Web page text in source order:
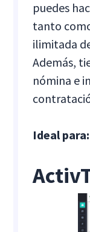
puedes
tanto
ilimitada
Además,
nómina e
Ideal